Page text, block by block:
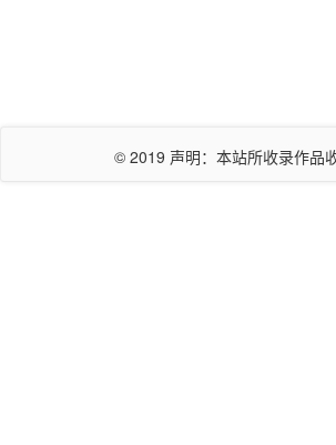
© 2019 声明：本站所收录作品